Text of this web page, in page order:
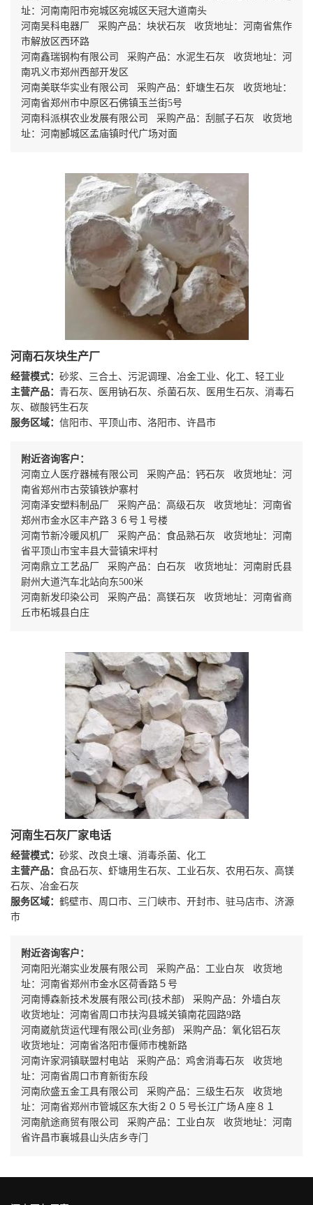
址：河南南阳市宛城区宛城区天冠大道南头
河南吴科电器厂 采购产品：块状石灰 收货地址：河南省焦作
市解放区西环路
河南鑫瑞钢构有限公司 采购产品：水泥生石灰 收货地址：河
南巩义市郑州西部开发区
河南美联华实业有限公司 采购产品：虾塘生石灰 收货地址：
河南省郑州市中原区石佛镇玉兰街5号
河南科派棋农业发展有限公司 采购产品：刮腻子石灰 收货地
址：河南郾城区孟庙镇时代广场对面
河南石灰块生产厂
经营模式： 砂浆、三合土、污泥调理、冶金工业、化工、轻工业
主营产品： 青石灰、医用钠石灰、杀菌石灰、医用生石灰、消毒石
灰、碳酸钙生石灰
服务区域： 信阳市、平顶山市、洛阳市、许昌市
附近咨询客户：
河南立人医疗器械有限公司 采购产品：钙石灰 收货地址：河
南省郑州市古荥镇铁炉寨村
河南泽安塑料制品厂 采购产品：高级石灰 收货地址：河南省
郑州市金水区丰产路３６号１号楼
河南节新冷暖风机厂 采购产品：食品熟石灰 收货地址：河南
省平顶山市宝丰县大营镇宋坪村
河南鼎立工艺品厂 采购产品：白石灰 收货地址：河南尉氏县
尉州大道汽车北站向东500米
河南新发印染公司 采购产品：高镁石灰 收货地址：河南省商
丘市柘城县白庄
河南生石灰厂家电话
经营模式： 砂浆、改良土壤、消毒杀菌、化工
主营产品： 食品石灰、虾塘用生石灰、工业石灰、农用石灰、高镁
石灰、冶金石灰
服务区域： 鹤壁市、周口市、三门峡市、开封市、驻马店市、济源
市
附近咨询客户：
河南阳光潮实业发展有限公司 采购产品：工业白灰 收货地
址：河南省郑州市金水区荷香路５号
河南博森新技术发展有限公司(技术部) 采购产品：外墙白灰
收货地址：河南省周口市扶沟县城关镇南花园路9路
河南崴航货运代理有限公司(业务部) 采购产品：氧化铝石灰
收货地址：河南省洛阳市偃师市槐新路
河南许家洞镇联盟村电站 采购产品：鸡舍消毒石灰 收货地
址：河南省周口市育新街东段
河南欣盛五金工具有限公司 采购产品：三级生石灰 收货地
址：河南省郑州市管城区东大街２０５号长江广场Ａ座８１
河南航途商贸有限公司 采购产品：工业白灰 收货地址：河南
省许昌市襄城县山头店乡寺门